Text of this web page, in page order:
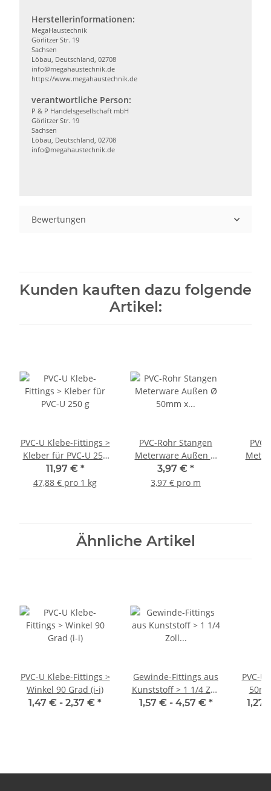
Herstellerinformationen:
MegaHaustechnik
Görlitzer Str. 19
Sachsen
Löbau, Deutschland, 02708
info@megahaustechnik.de
https://www.megahaustechnik.de
verantwortliche Person:
P & P Handelsgesellschaft mbH
Görlitzer Str. 19
Sachsen
Löbau, Deutschland, 02708
info@megahaustechnik.de
Bewertungen
Kunden kauften dazu folgende
Artikel:
PVC-U Klebe-Fittings >
Kleber für PVC-U 250
g
11,97 € *
47,88 € pro 1 kg
PVC-Rohr Stangen
Meterware Außen Ø
50mm x Länge 1
Meter
3,97 € *
3,97 € pro m
Ähnliche Artikel
PVC-U Klebe-Fittings >
Winkel 90 Grad (i-i)
1,47 € - 2,37 € *
Gewinde-Fittings aus
Kunststoff > 1 1/4 Zoll
Gewinde-Fittings aus
1,57 € - 4,57 € *
PVC-
1,27